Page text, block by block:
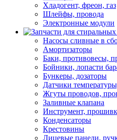
Хладогент, фреон, газ
Шлейфы, провода
Электронные модули
Насосы сливные в
Амортизаторы
Баки, противовесы,
Бойники, лопасти
Бункеры, дозаторы
Датчики
Жгуты проводов,
Заливные клапана
Инструмент,
Конденсаторы
Крестовины
Лицевые панели,